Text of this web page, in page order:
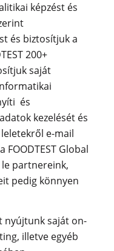
képzést és
és biztosítjuk a
200+
saját
és
kezelését és
e-mail
Global
partnereink,
pedig könnyen
nyújtunk saját on-
illetve egyéb